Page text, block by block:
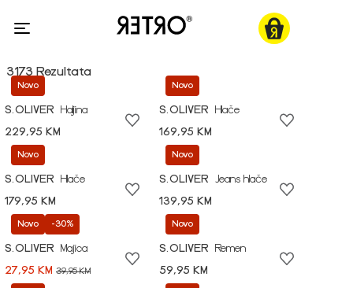
3173 Rezultata
Novo
S.OLIVER
Haljina
229,95 KM
Novo
S.OLIVER
Hlače
169,95 KM
Novo
S.OLIVER
Hlače
179,95 KM
Novo
S.OLIVER
Jeans hlače
139,95 KM
Novo -30%
S.OLIVER
Majica
27,95 KM 39,95 KM
Novo
S.OLIVER
Remen
59,95 KM